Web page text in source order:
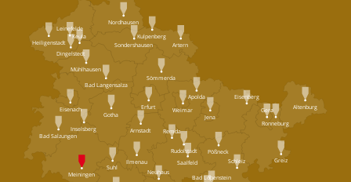
Artern
Inselsberg
Bad Lobenstein
Remda
Ronneburg
Neuhaus
Greiz
Schleiz
Pößneck
Saalfeld
Rudolstadt
Arnstadt
Ilmenau
Suhl
Meiningen
Bad Salzungen
Altenburg
Gera
Eisenberg
Jena
Apolda
Weimar
Erfurt
Gotha
Eisenach
Sömmerda
Bad Langensalza
Mühlhausen
Sondershausen
Keula
Dingelstedt
Kulpenberg
Nordhausen
Leinefelde
Heiligenstadt